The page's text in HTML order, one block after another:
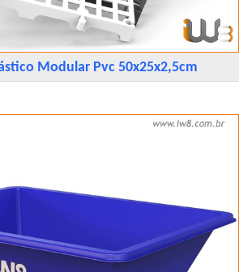
Modular Pvc 50x25x2,5cm